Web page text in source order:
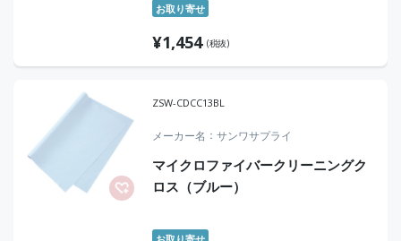
お取り寄せ
¥1,454 (税抜)
ZSW-CDCC13BL
メーカー名 サンワサプライ
マイクロファイバークリーニングク
ロス（ブルー）
お取り寄せ